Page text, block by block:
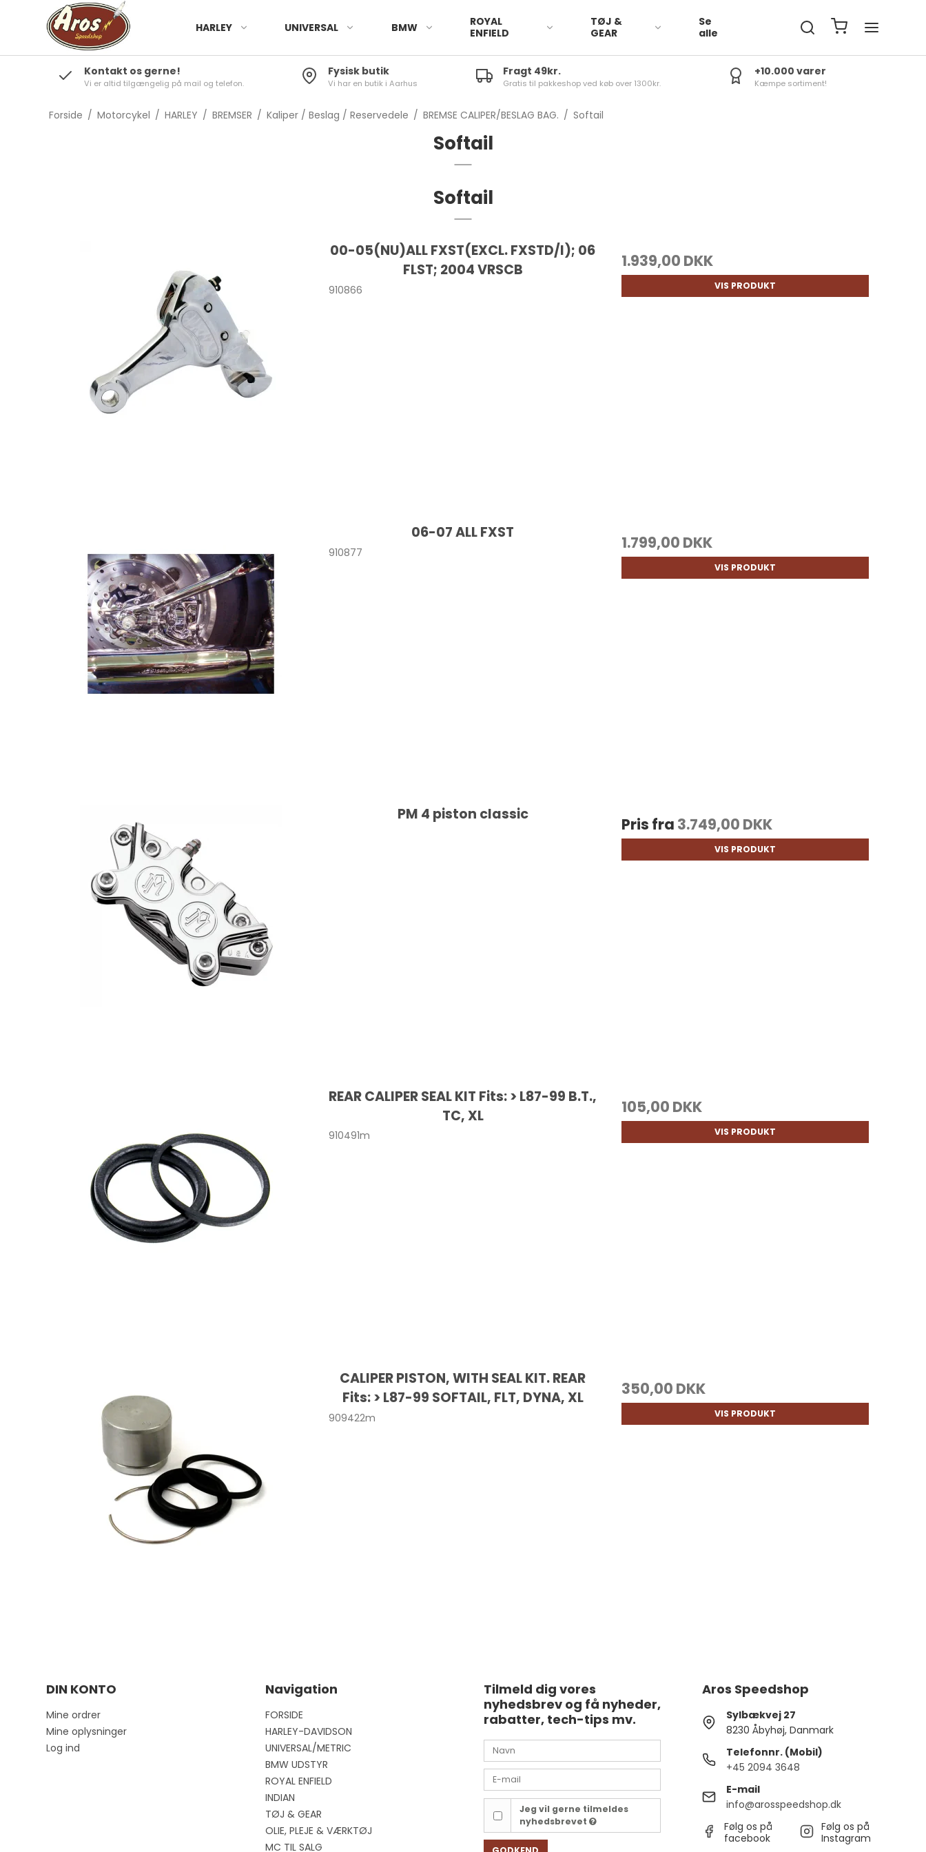
HARLEY UNIVERSAL BMW
ROYAL
ENFIELD
TØJ &
GEAR
Se
alle
Kontakt os gerne!
Vi er altid tilgængelig på mail og telefon.
Fysisk butik
Vi har en butik i Aarhus
Fragt 49kr.
Gratis til pakkeshop ved køb over 1300kr.
+10.000 varer
Kæmpe sortiment!
Forside / Motorcykel / HARLEY / BREMSER / Kaliper / Beslag / Reservedele / BREMSE CALIPER/BESLAG BAG. / Softail
Softail
Softail
00-05(NU)ALL FXST(EXCL. FXSTD/I); 06
FLST; 2004 VRSCB
910866
1.939,00 DKK
VIS PRODUKT
06-07 ALL FXST
910877 1.799,00 DKK
VIS PRODUKT
PM 4 piston classic
Pris fra 3.749,00 DKK
VIS PRODUKT
REAR CALIPER SEAL KIT Fits: > L87-99 B.T.,
TC, XL
910491m
105,00 DKK
VIS PRODUKT
CALIPER PISTON, WITH SEAL KIT. REAR
Fits: > L87-99 SOFTAIL, FLT, DYNA, XL
909422m
350,00 DKK
VIS PRODUKT
DIN KONTO
Mine ordrer
Mine oplysninger
Log ind
Navigation
FORSIDE
HARLEY-DAVIDSON
UNIVERSAL/METRIC
BMW UDSTYR
ROYAL ENFIELD
INDIAN
TØJ & GEAR
OLIE, PLEJE & VÆRKTØJ
MC TIL SALG
Tilmeld dig vores
nyhedsbrev og få nyheder,
rabatter, tech-tips mv.
Jeg vil gerne tilmeldes
nyhedsbrevet
Aros Speedshop
Sylbækvej 27
8230 Åbyhøj, Danmark
Telefonnr. (Mobil)
+45 2094 3648
E-mail
info@arosspeedshop.dk
Følg os på
facebook
Følg os på
Instagram